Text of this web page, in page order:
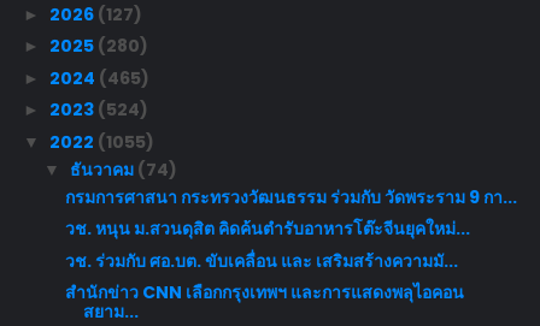
► 2026 (127)
► 2025 (280)
► 2024 (465)
► 2023 (524)
▼ 2022 (1055)
▼ ธันวาคม (74)
กรมการศาสนา กระทรวงวัฒนธรรม ร่วมกับ วัดพระราม 9 กา...
วช. หนุน ม.สวนดุสิต คิดค้นตำรับอาหารโต๊ะจีนยุคใหม่...
วช. ร่วมกับ ศอ.บต. ขับเคลื่อน และ เสริมสร้างความมั...
สำนักข่าว CNN เลือกกรุงเทพฯ และการแสดงพลุไอคอน
สยาม...